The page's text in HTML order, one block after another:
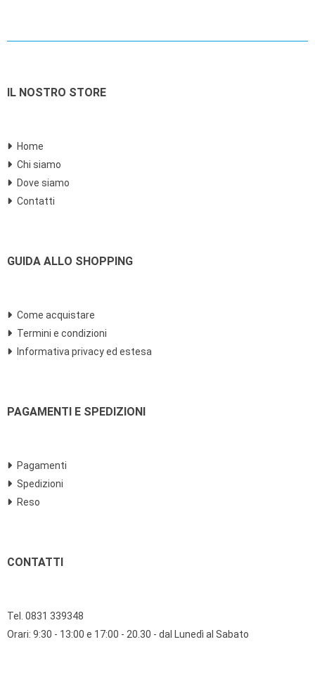
IL NOSTRO STORE
Home
Chi siamo
Dove siamo
Contatti
GUIDA ALLO SHOPPING
Come acquistare
Termini e condizioni
Informativa privacy ed estesa
PAGAMENTI E SPEDIZIONI
Pagamenti
Spedizioni
Reso
CONTATTI
Tel. 0831 339348
Orari: 9:30 - 13:00 e 17:00 - 20.30 - dal Lunedì al Sabato